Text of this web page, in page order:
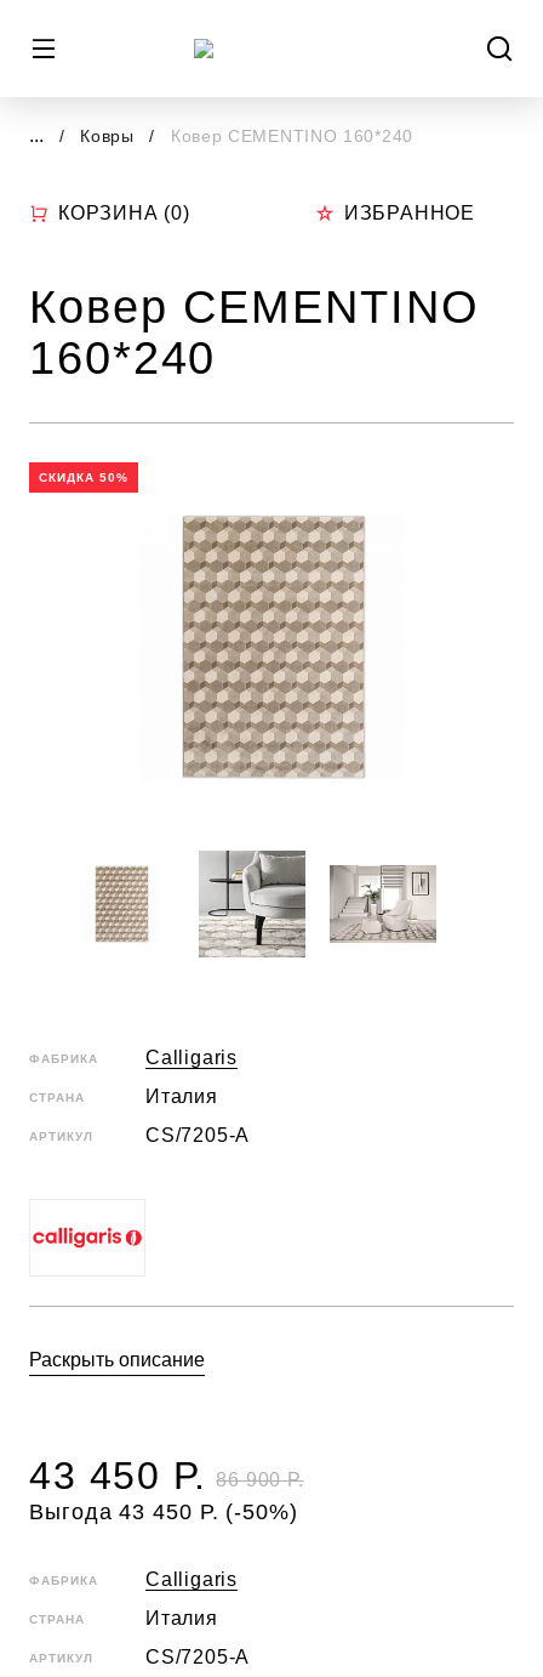
... Ковры Ковер CEMENTINO 160*240
КОРЗИНА (0) ИЗБРАННОЕ
Ковер CEMENTINO
160*240
СКИДКА 50%
ФАБРИКА Calligaris
СТРАНА Италия
АРТИКУЛ CS/7205-A
Раскрыть описание
86 900 Р.
43 450 Р.
Выгода 43 450 Р. (-50%)
ФАБРИКА Calligaris
СТРАНА Италия
АРТИКУЛ CS/7205-A